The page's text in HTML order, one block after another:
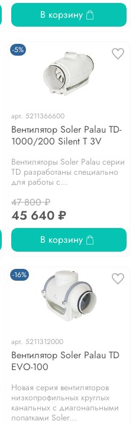
В корзину
-5%
арт. 5211366600
Вентилятор Soler Palau TD-
1000/200 Silent T 3V
Вентиляторы Soler Palau серии
TD разработаны специально
для работы с...
47 800 ₽
45 640 ₽
В корзину
-16%
арт. 5211312000
Вентилятор Soler Palau TD
EVO-100
Новая серия вентиляторов
низкопрофильных круглых
канальных с диагональными
лопатками Soler...